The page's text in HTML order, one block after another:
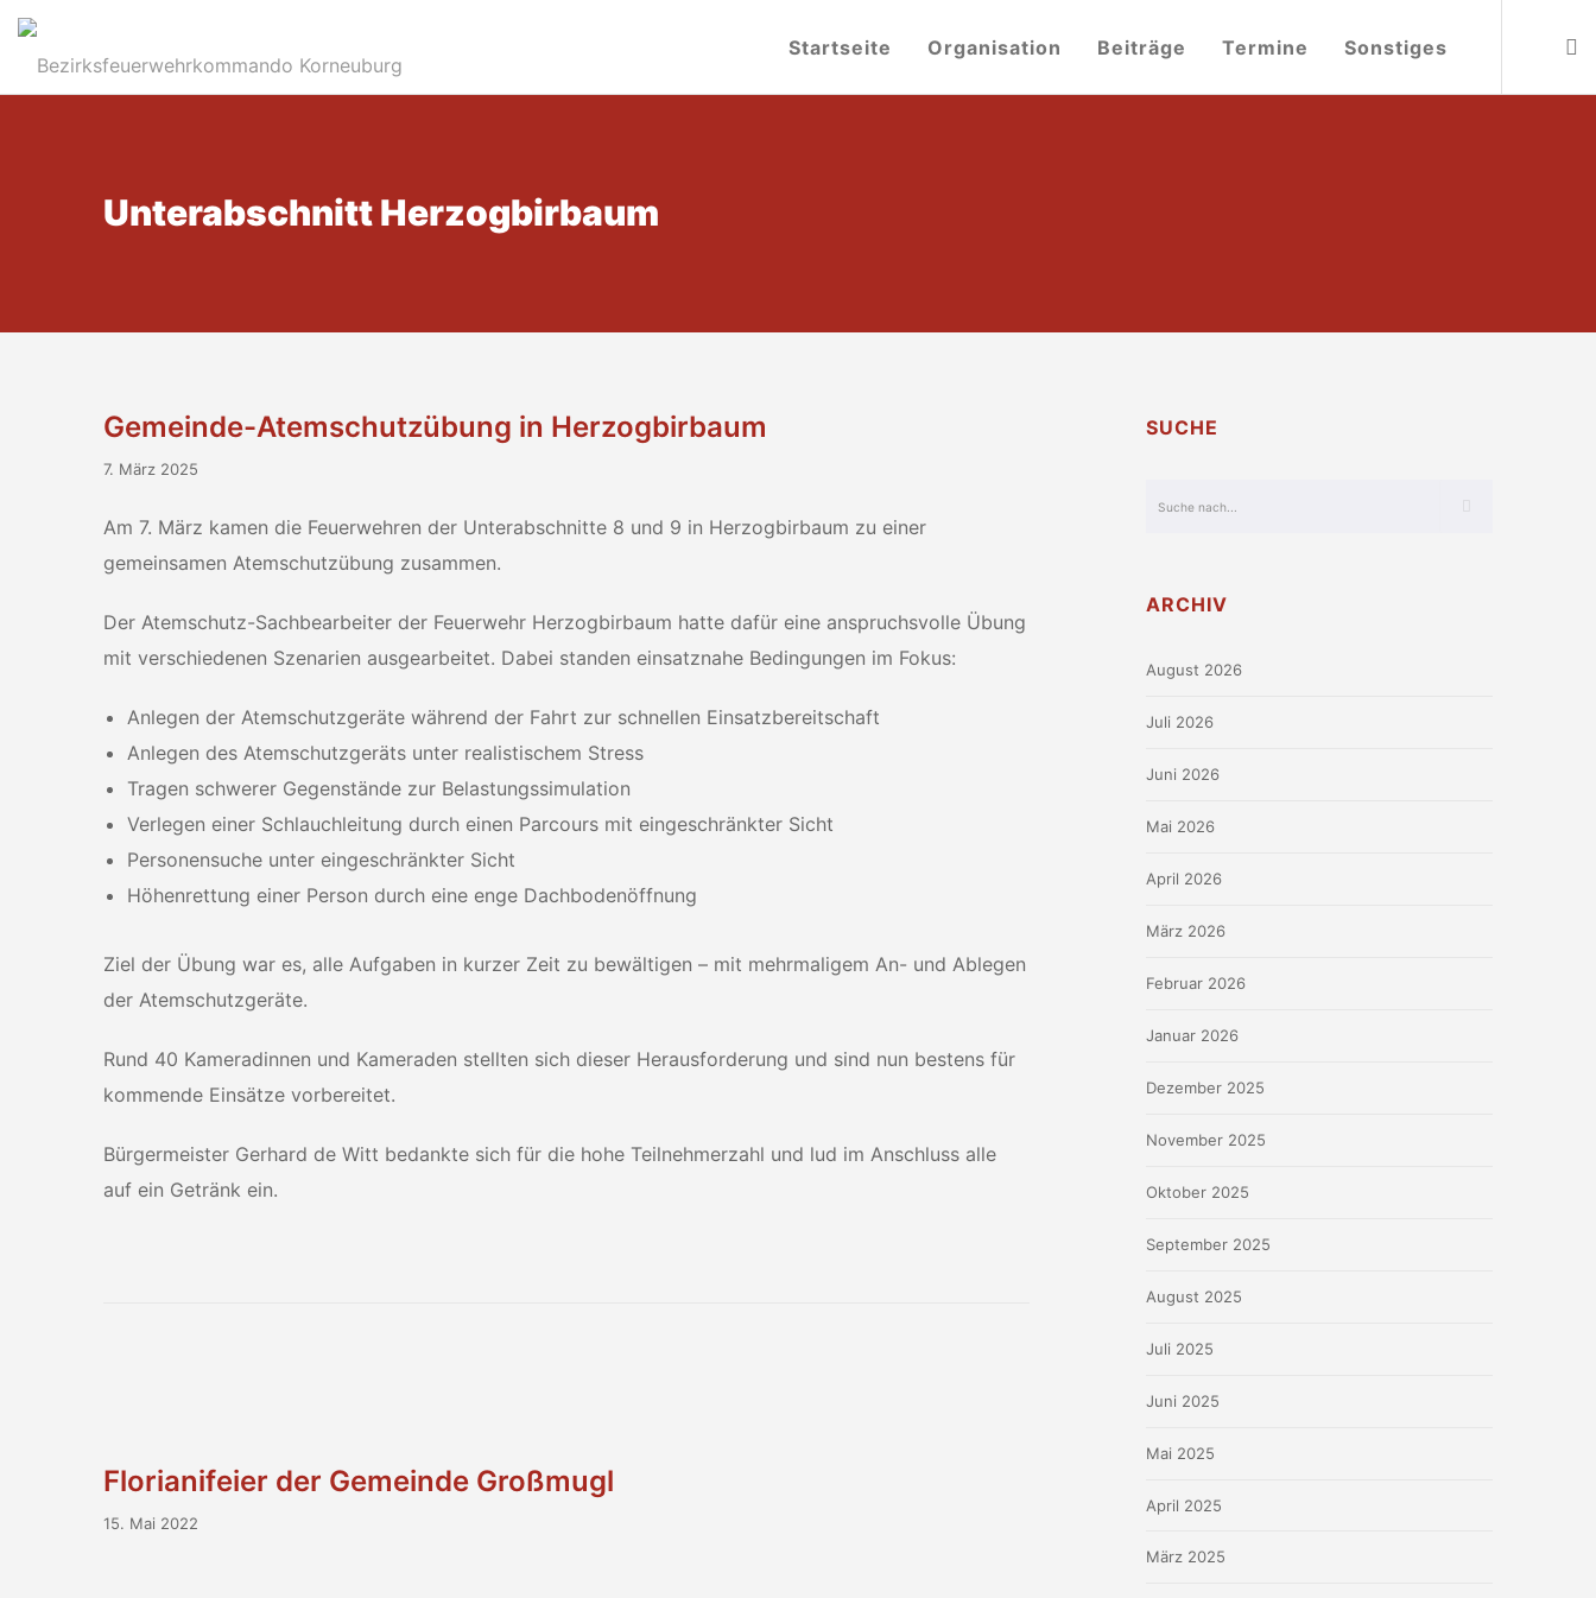
Startseite Organisation Beiträge Termine Sonstiges
Unterabschnitt Herzogbirbaum
Gemeinde-Atemschutzübung in Herzogbirbaum
7. März 2025
Am 7. März kamen die Feuerwehren der Unterabschnitte 8 und 9 in Herzogbirbaum zu einer
gemeinsamen Atemschutzübung zusammen.
Der Atemschutz-Sachbearbeiter der Feuerwehr Herzogbirbaum hatte dafür eine anspruchsvolle Übung
mit verschiedenen Szenarien ausgearbeitet. Dabei standen einsatznahe Bedingungen im Fokus:
Anlegen der Atemschutzgeräte während der Fahrt zur schnellen Einsatzbereitschaft
Anlegen des Atemschutzgeräts unter realistischem Stress
Tragen schwerer Gegenstände zur Belastungssimulation
Verlegen einer Schlauchleitung durch einen Parcours mit eingeschränkter Sicht
Personensuche unter eingeschränkter Sicht
Höhenrettung einer Person durch eine enge Dachbodenöffnung
Ziel der Übung war es, alle Aufgaben in kurzer Zeit zu bewältigen – mit mehrmaligem An- und Ablegen
der Atemschutzgeräte.
Rund 40 Kameradinnen und Kameraden stellten sich dieser Herausforderung und sind nun bestens für
kommende Einsätze vorbereitet.
Bürgermeister Gerhard de Witt bedankte sich für die hohe Teilnehmerzahl und lud im Anschluss alle
auf ein Getränk ein.
Florianifeier der Gemeinde Großmugl
15. Mai 2022
SUCHE
ARCHIV
August 2026
Juli 2026
Juni 2026
Mai 2026
April 2026
März 2026
Februar 2026
Januar 2026
Dezember 2025
November 2025
Oktober 2025
September 2025
August 2025
Juli 2025
Juni 2025
Mai 2025
April 2025
März 2025